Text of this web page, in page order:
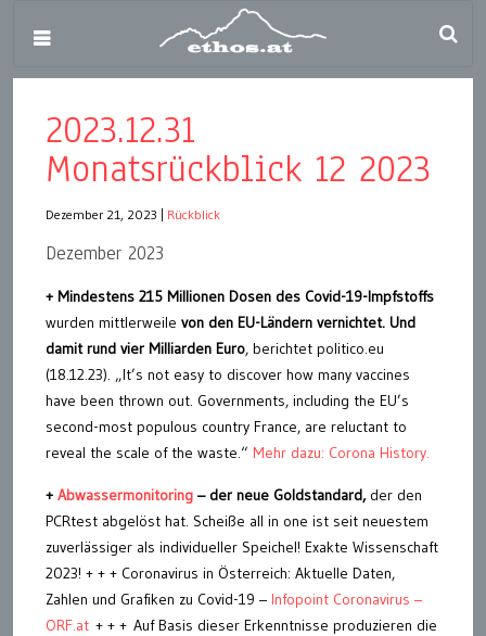
2023.12.31
Monatsrückblick 12 2023
Dezember 21, 2023 Rückblick
Dezember 2023
+ Mindestens 215 Millionen Dosen des Covid-19-Impfstoffs
wurden mittlerweile von den EU-Ländern vernichtet. Und
damitrund vier Milliarden Euro, berichtet politico.eu
(18.12.23). „It’s not easy to discover how many vaccines
have been thrown out. Governments, including the EU’s
second-most populous country France, are reluctant to
reveal the scale of the waste.“ Mehr dazu: Corona History.
+ Abwassermonitoring – der neue Goldstandard,der den
PCRtest abgelöst hat. Scheiße all in one ist seit neuestem
zuverlässiger als individueller Speichel! Exakte Wissenschaft
2023! + + + Coronavirus in Österreich: Aktuelle Daten,
Zahlen und Grafiken zu Covid-19 – Infopoint Coronavirus –
ORF.at + + + Auf Basis dieser Erkenntnisse produzieren die